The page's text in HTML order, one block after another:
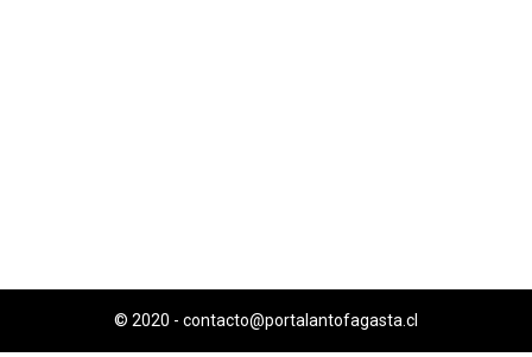
© 2020 - contacto@portalantofagasta.cl